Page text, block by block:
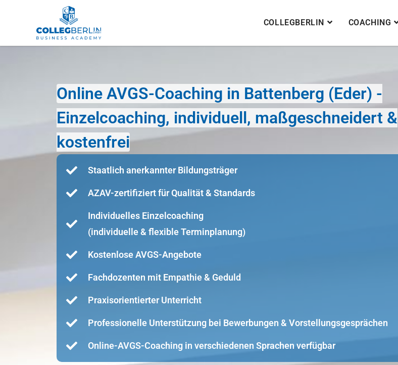
COLLEGBERLIN COACHING
Online AVGS-Coaching in Battenberg (Eder) -
Einzelcoaching, individuell, maßgeschneidert &
kostenfrei
Staatlich anerkannter Bildungsträger
AZAV-zertifiziert für Qualität & Standards
Individuelles Einzelcoaching
(individuelle & flexible Terminplanung)
Kostenlose AVGS-Angebote
Fachdozenten mit Empathie & Geduld
Praxisorientierter Unterricht
Professionelle Unterstützung bei Bewerbungen & Vorstellungsgesprächen
Online-AVGS-Coaching in verschiedenen Sprachen verfügbar